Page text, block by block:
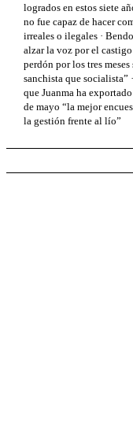
logrados en estos siete
no fue capaz de hacer
irreales o ilegales ·
alzar la voz por el
perdón por los tres
sanchista que socialista” · España subraya que “Málaga es el modelo
que Juanma ha
de mayo “la mejor
la gestión frente al lío”